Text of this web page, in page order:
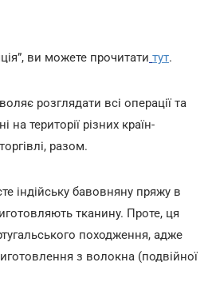
ви можете прочитати тут.
розглядати всі операції та
на території різних країн-
разом.
індійську бавовняну пряжу в
тканину. Проте, ця
походження, адже
з волокна (подвійної